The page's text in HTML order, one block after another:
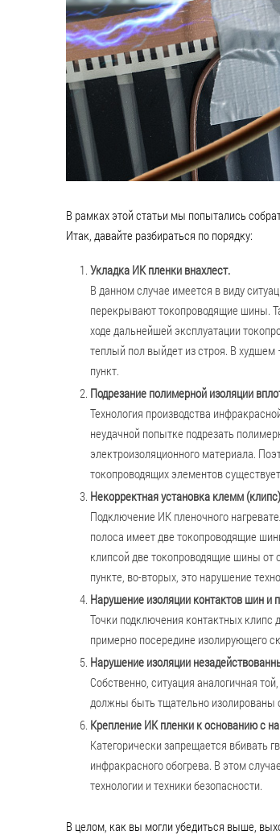
В рамках этой статьи мы попытались
Итак, давайте разбираться по порядку:
Укладка ИК пленки внахлест.
В данном случае имеется в виду
перекрывают токопроводящие шины.
ходе дальнейшей эксплуатации
теплый пол выйдет из строя. В худшем
пункт.
Подрезание полимерной изоляции
Технология производства
неудачной попытке подрезать
электроизоляционного материала.
токопроводящих элементов
Некорректная установка клемм
Подключение ИК пленочного
полоса имеет две токопроводящие
клипсой две токопроводящие шины от
пункте, во-вторых, это нарушение
Нарушение изоляции контактов шин и
Точки подключения контактных
примерно посередине изолирующего
Нарушение изоляции
Собственно, ситуация аналогичная
должны быть тщательно изолированы
Крепление ИК пленки к основанию с
Категорически запрещается вбивать
инфракрасного обогрева. В этом
технологии и техники безопасности.
В целом, как вы могли убедиться выше,